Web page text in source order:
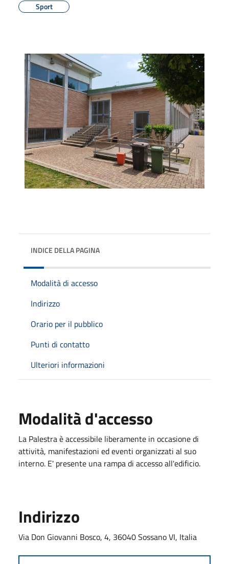
Sport
INDICE DELLA PAGINA
Modalità di accesso
Indirizzo
Orario per il pubblico
Punti di contatto
Ulteriori informazioni
Modalità d'accesso
La Palestra è accessibile liberamente in occasione di
attività, manifestazioni ed eventi organizzati al suo
interno. E' presente una rampa di accesso all'edificio.
Indirizzo
Via Don Giovanni Bosco, 4, 36040 Sossano VI, Italia